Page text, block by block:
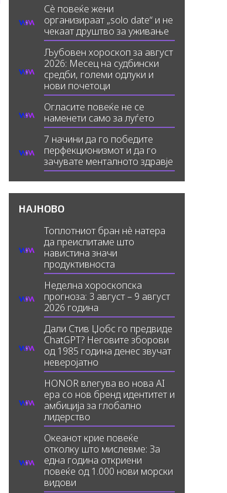
Сè повеќе жени
организираат „solo date“ и не
чекаат друштво за уживање
Љубовен хороскоп за август
2026: Месец на судбински
средби, големи одлуки и
нови почетоци
Огласите повеќе не се
наменети само за луѓето
7 начини да го победите
перфекционизмот и да го
зачувате менталното здравје
НАЈНОВО
Топлотниот бран нè натера
да преиспитаме што
навистина значи
продуктивноста
Неделна хороскопска
прогноза: 3 август – 9 август
2026 година
Дали Стив Џобс го предвиде
ChatGPT? Неговите зборови
од 1985 година денес звучат
неверојатно
HONOR влегува во нова AI
ера со нов бренд идентитет и
амбиција за глобално
лидерство
Океанот крие повеќе
отколку што мислевме: За
една година откриени
повеќе од 1.000 нови морски
видови